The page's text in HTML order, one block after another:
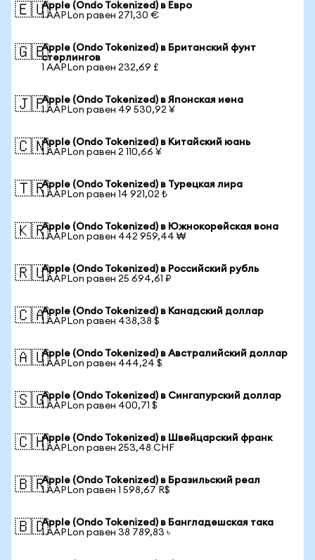
🇪🇺Apple (Ondo Tokenized) в Евро
1 AAPLon равен 271,30 €
🇬🇧Apple (Ondo Tokenized) в Британский фунт
стерлингов
1 AAPLon равен 232,69 £
🇯🇵Apple (Ondo Tokenized) в Японская иена
1 AAPLon равен 49 530,92 ¥
🇨🇳Apple (Ondo Tokenized) в Китайский юань
1 AAPLon равен 2 110,66 ¥
🇹🇷Apple (Ondo Tokenized) в Турецкая лира
1 AAPLon равен 14 921,02 ₺
🇰🇷Apple (Ondo Tokenized) в Южнокорейская вона
1 AAPLon равен 442 959,44 ₩
🇷🇺Apple (Ondo Tokenized) в Российский рубль
1 AAPLon равен 25 694,61 ₽
🇨🇦Apple (Ondo Tokenized) в Канадский доллар
1 AAPLon равен 438,38 $
🇦🇺Apple (Ondo Tokenized) в Австралийский доллар
1 AAPLon равен 444,24 $
🇸🇬Apple (Ondo Tokenized) в Сингапурский доллар
1 AAPLon равен 400,71 $
🇨🇭Apple (Ondo Tokenized) в Швейцарский франк
1 AAPLon равен 253,48 CHF
🇧🇷Apple (Ondo Tokenized) в Бразильский реал
1 AAPLon равен 1 598,67 R$
🇧🇩Apple (Ondo Tokenized) в Бангладешская така
1 AAPLon равен 38 789,83 ৳